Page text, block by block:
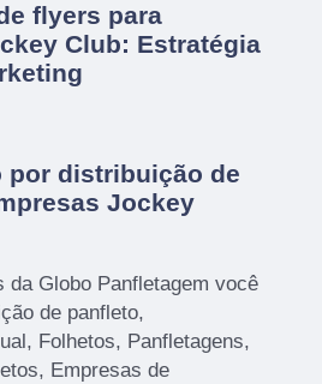
flyers para
Club: Estratégia
por distribuição de
Jockey
da Globo Panfletagem você
de panfleto,
Folhetos, Panfletagens,
Empresas de